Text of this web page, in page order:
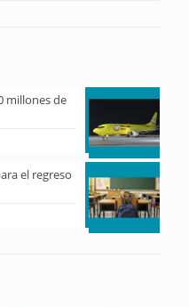
millones de
el regreso